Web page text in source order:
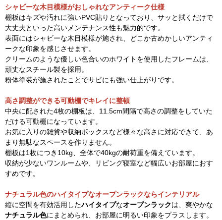
シャビーな木目模様がおしゃれなアンティーク仕様
棚板はキズや汚れに強いPVC貼りとなっており、サッと拭くだけで
大丈夫といった高いメンテナンス性も魅力的です。
表面にはシャビーな木目模様が施され、どこか古めかしいアンティ
ークな印象を感じさせます。
クリームのような優しい色合いのホワイトを使用したフレームは、
頑丈なスチール製を採用。
粉体塗装が施されたことでサビにも強い仕上がりです。
高さ調整ができる可動棚でキレイに整頓
中央に配された4枚の棚板は、11.5cm間隔で高さの調整をしていた
だける可動棚になっています。
お気に入りの雑貨や収納ボックスなど様々な高さに対応できて、あ
まり無駄なスペースを作りません。
棚板は1枚につき10kg、全体で40kgの耐荷重を備えています。
収納が少ないワンルームや、リビング寝室など幅広いお部屋におす
すめです。
ナチュラル色のハイタイプなオープンラックならインテリアル
縦に空間を有効活用したハイタイプなオープンラックは、爽やかな
ナチュラル色にまとめられ、お部屋に明るい印象をプラスします。